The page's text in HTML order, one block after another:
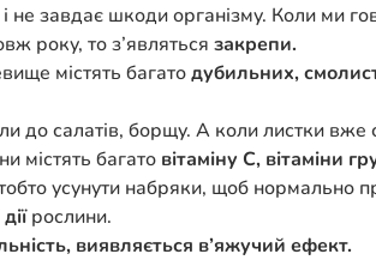
не завдає шкоди організму. Коли ми
року, то з’являться закрепи.
містять багатодубильних,
до салатів, борщу. А коли листки
містять багато вітаміну С, вітаміни
усунути набряки, щоб нормально
рослини.
виявляється в’яжучий ефект.